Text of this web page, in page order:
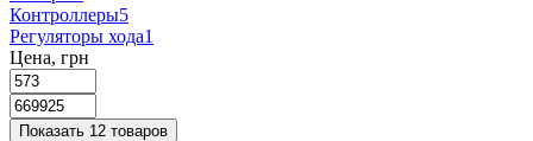
Контроллеры5
Регуляторы хода1
Цена, грн
Показать 12 товаров